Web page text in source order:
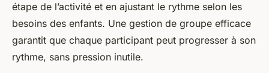
étape de l’activité et en ajustant le rythme selon les
besoins des enfants. Une gestion de groupe efficace
garantit que chaque participant peut progresser à son
rythme, sans pression inutile.